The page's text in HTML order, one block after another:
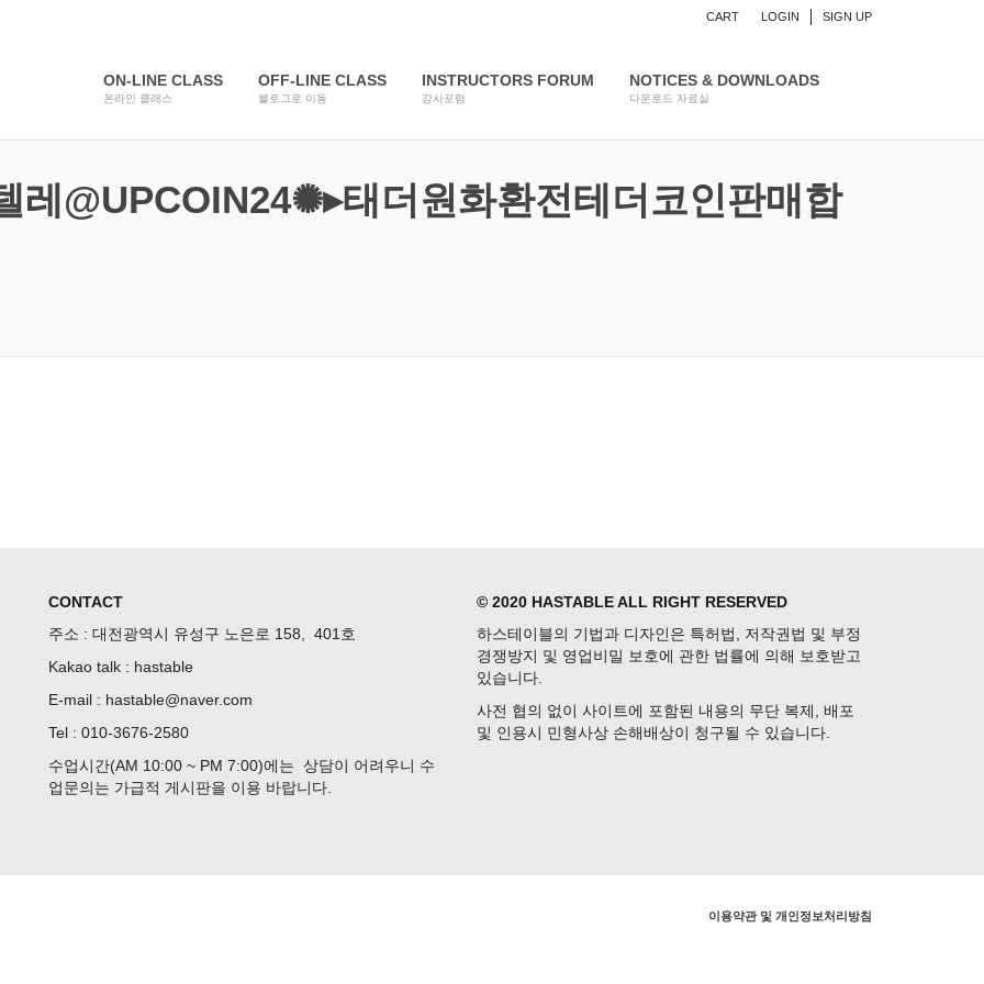
LOGIN SIGN UP
CART
ON-LINE CLASS
온라인 클래스
OFF-LINE CLASS
블로그로 이동
INSTRUCTORS FORUM
강사포럼
NOTICES & DOWNLOADS
다운로드 자료실
@UPCOIN24✺▸태더원화환전테더코인판매합
CONTACT
주소 : 대전광역시 유성구 노은로 158, 401호
Kakao talk : hastable
E-mail : hastable@naver.com
Tel : 010-3676-2580
수업시간(AM 10:00 ~ PM 7:00)에는 상담이 어려우니 수
업문의는 가급적 게시판을 이용 바랍니다.
© 2020 HASTABLE ALL RIGHT RESERVED
하스테이블의 기법과 디자인은 특허법, 저작권법 및 부정
경쟁방지 및 영업비밀 보호에 관한 법률에 의해 보호받고
있습니다.
사전 협의 없이 사이트에 포함된 내용의 무단 복제, 배포
및 인용시 민형사상 손해배상이 청구될 수 있습니다.
이용약관 및 개인정보처리방침